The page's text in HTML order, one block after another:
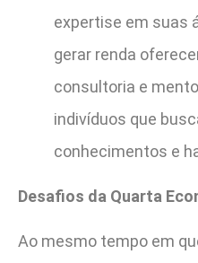
expertise em suas
gerar renda
consultoria e
indivíduos que
conhecimentos e
Desafios da Quarta
Ao mesmo tempo em